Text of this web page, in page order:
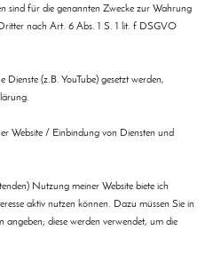
sind für die genannten Zwecke zur Wahrung
nach Art. 6 Abs. 1 S. 1 lit. f DSGVO
(z.B. YouTube) gesetzt werden,
Website / Einbindung von Diensten und
Nutzung meiner Website biete ich
aktiv nutzen können. Dazu müssen Sie in
angeben; diese werden verwendet, um die